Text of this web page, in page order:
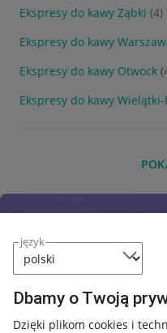
język
Dbamy o Twoją
Dzięki plikom cookies i
Ekspresy do kawy Ząbki (4)
Ekspresy do kawy
Ekspresy do kawy Otwock
Ekspresy do kawy